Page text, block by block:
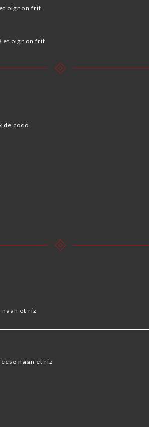
oignon frit
et oignon frit
de coco
naan et riz
naan et riz